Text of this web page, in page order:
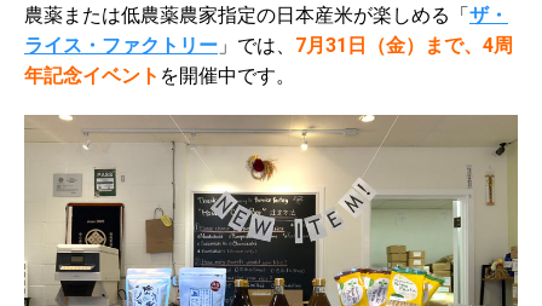
農薬または低農薬農家指定の日本産米が楽しめる「ザ・
ライス・ファクトリー 」では、 7月31日（金）まで、4周
年記念イベント を開催中です。